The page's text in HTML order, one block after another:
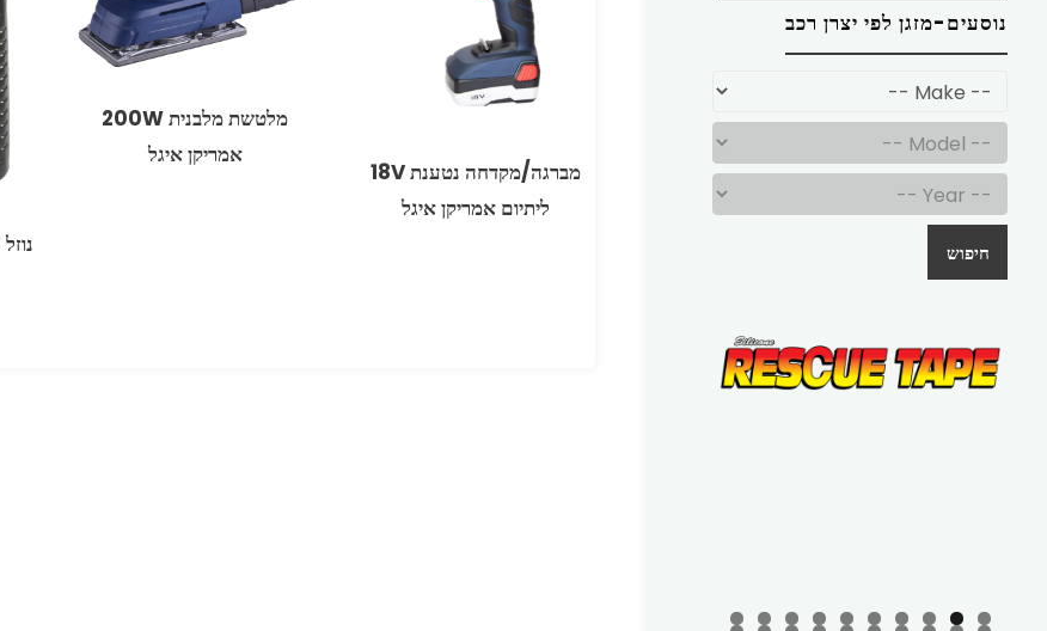
מברגה/מקדחה נטענת 18V
ליתיום אמריקן איגל
מלטשת מלבנית 200W
אמריקן איגל
נוזל DEX 3 ‏1 ‏QT אמריקן איגל
נוסעים-מזגן לפי יצרן רכב
חיפוש